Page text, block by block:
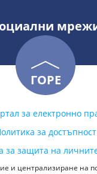
ГОРЕ
за електронно
за достъпност
за защита на
и централизиране на